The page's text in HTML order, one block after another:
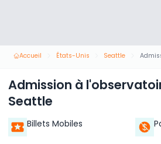
Accueil États-Unis Seattle
Admission à
Seattle
Billets Mobiles